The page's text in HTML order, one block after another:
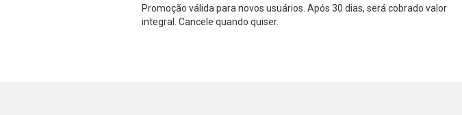
Promoção válida para novos usuários. Após 30 dias, será cobrado valor
integral. Cancele quando quiser.